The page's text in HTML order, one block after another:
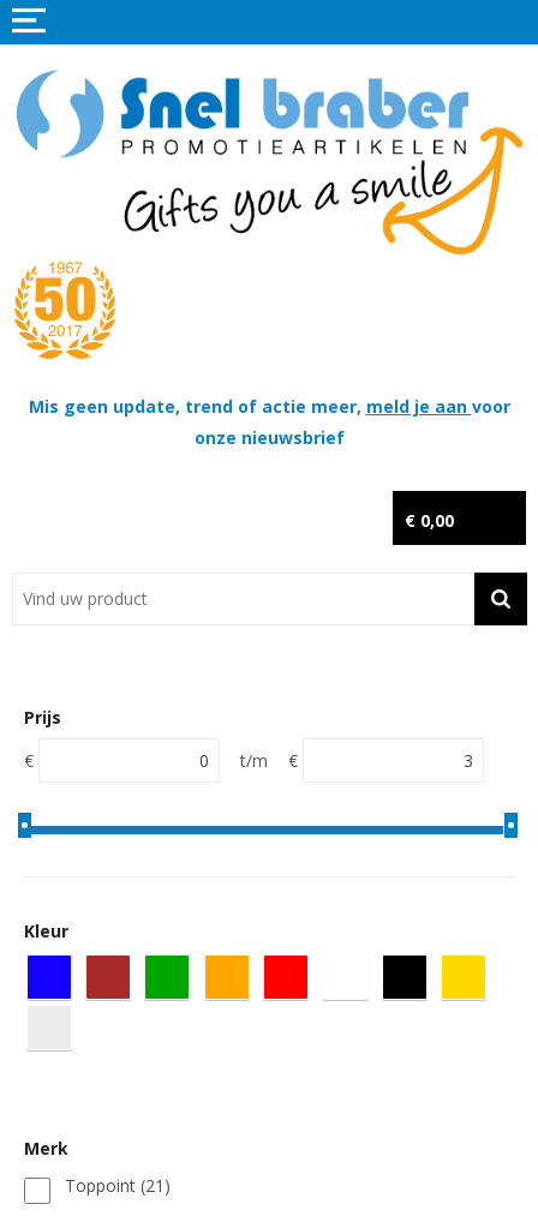
Mis geen update, trend of actie meer, meld je aan voor
onze nieuwsbrief
€ 0,00
Home
Promotieartikelen
Tassen
Thema's
Contact
Prijs
€
t/m €
Kleur
Merk
Toppoint (21)